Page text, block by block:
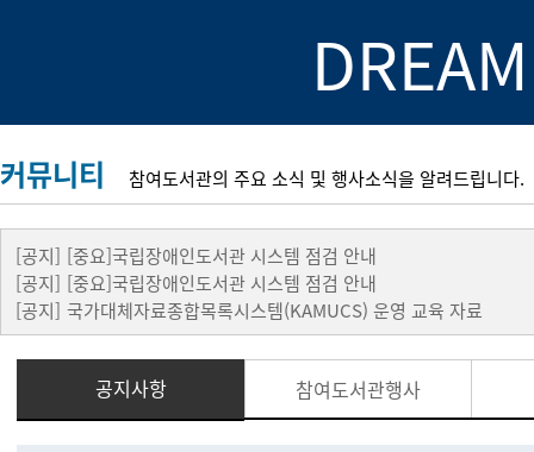
DREAM
커뮤니티 참여도서관의 주요 소식 및 행사소식을 알려드립니다.
[공지] [중요]국립장애인도서관 시스템 점검 안내
[공지] [중요]국립장애인도서관 시스템 점검 안내
[공지] 국가대체자료종합목록시스템(KAMUCS) 운영 교육 자료
공지사항 참여도서관행사